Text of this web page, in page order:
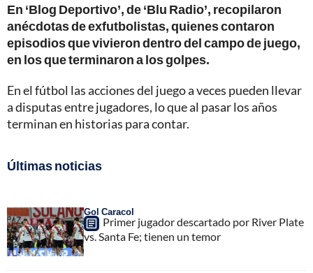
En ‘Blog Deportivo’, de ‘Blu Radio’, recopilaron
anécdotas de exfutbolistas, quienes contaron
episodios que vivieron dentro del campo de juego,
en los que terminaron a los golpes.
En el fútbol las acciones del juego a veces pueden llevar
a disputas entre jugadores, lo que al pasar los años
terminan en historias para contar.
Últimas noticias
Gol Caracol
Primer jugador descartado por River Plate
vs. Santa Fe; tienen un temor